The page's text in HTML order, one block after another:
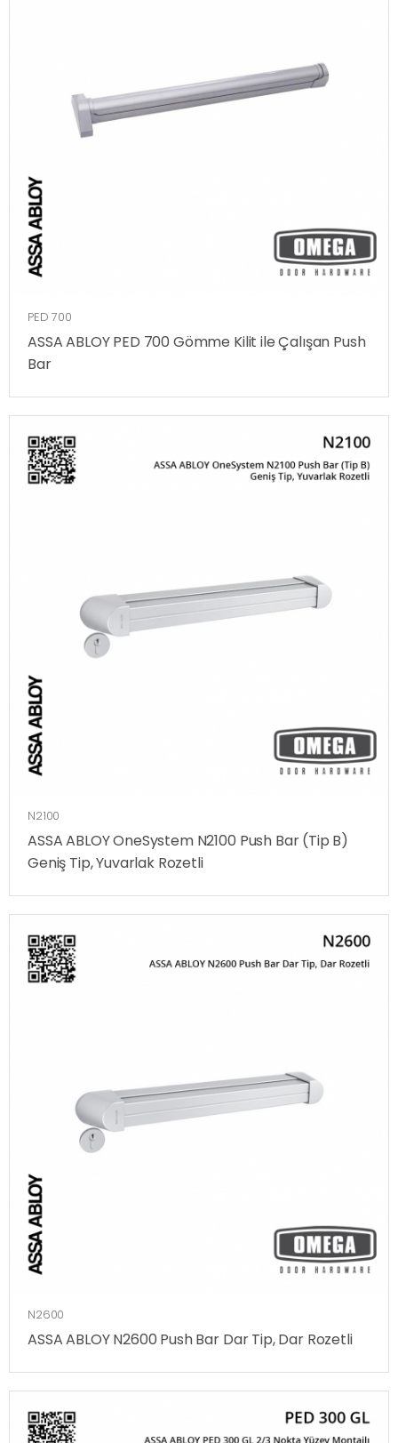
PED 700
ASSA ABLOY PED 700 Gömme Kilit ile Çalışan Push
Bar
N2100
ASSA ABLOY OneSystem N2100 Push Bar (Tip B)
Geniş Tip, Yuvarlak Rozetli
N2600
ASSA ABLOY N2600 Push Bar Dar Tip, Dar Rozetli